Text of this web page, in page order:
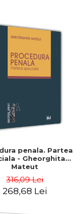
penala. Partea
- Gheorghita
Mateut
316,09 Lei
268,68 Lei